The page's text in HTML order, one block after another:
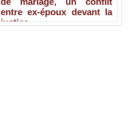
entre ex-époux devant la
justice